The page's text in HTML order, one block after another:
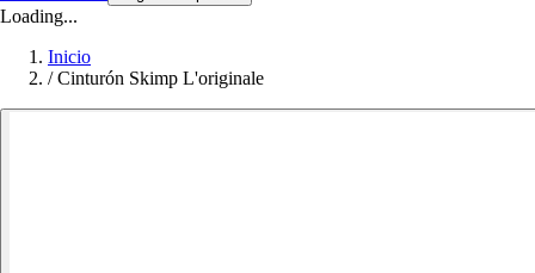
Loading...
Inicio
/ Cinturón Skimp L'originale